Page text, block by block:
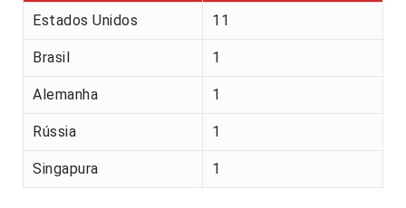
Estados Unidos 11
Brasil 1
Alemanha 1
Rússia 1
Singapura 1